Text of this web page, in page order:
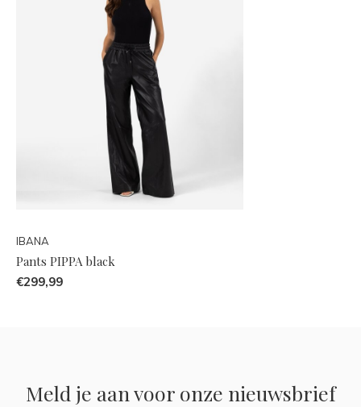
IBANA
Pants PIPPA black
€299,99
Meld je aan voor onze nieuwsbrief